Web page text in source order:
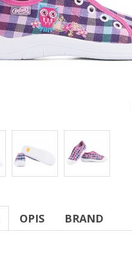
OPIS BRAND